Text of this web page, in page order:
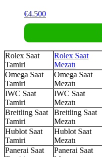
€4.500
Rolex Saat
Tamiri
Rolex Saat
Mezatı
Omega Saat
Tamiri
Omega Saat
Mezatı
IWC Saat
Tamiri
IWC Saat
Mezatı
Breitling Saat
Tamiri
Breitling Saat
Mezatı
Hublot Saat
Tamiri
Hublot Saat
Mezatı
Panerai Saat
Panerai Saat